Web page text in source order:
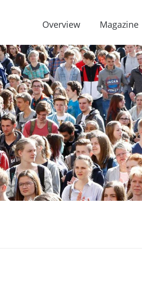
Overview Magazine